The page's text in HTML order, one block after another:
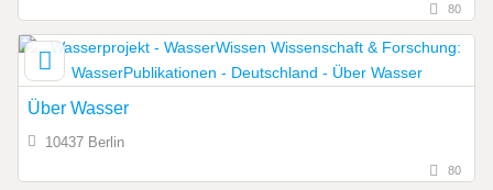
80
Über Wasser
10437 Berlin
80